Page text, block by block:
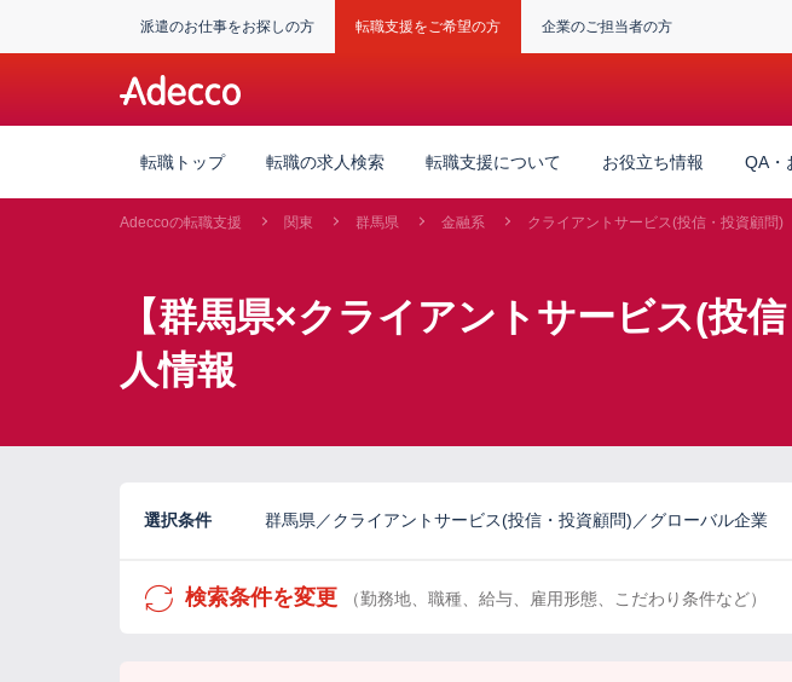
派遣のお仕事をお探しの方 転職支援をご希望の方 企業のご担当者の方
転職トップ 転職の求人検索 転職支援について お役立ち情報 QA・
Adeccoの転職支援 関東 群馬県 金融系 クライアントサービス(投信・投資顧問)
【群馬県×クライアントサービス(投
人情報
選択条件 群馬県／クライアントサービス(投信・投資顧問)／グローバル企業
検索条件を変更 （勤務地、職種、給与、雇用形態、こだわり条件など）